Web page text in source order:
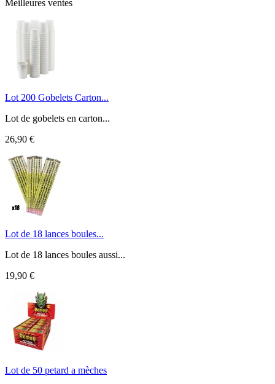
Meilleures ventes
Lot 200 Gobelets Carton...
Lot de gobelets en carton...
26,90 €
Lot de 18 lances boules...
Lot de 18 lances boules aussi...
19,90 €
Lot de 50 petard a mèches